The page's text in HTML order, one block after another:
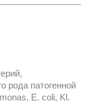
рода патогенной
E. coli, Kl.